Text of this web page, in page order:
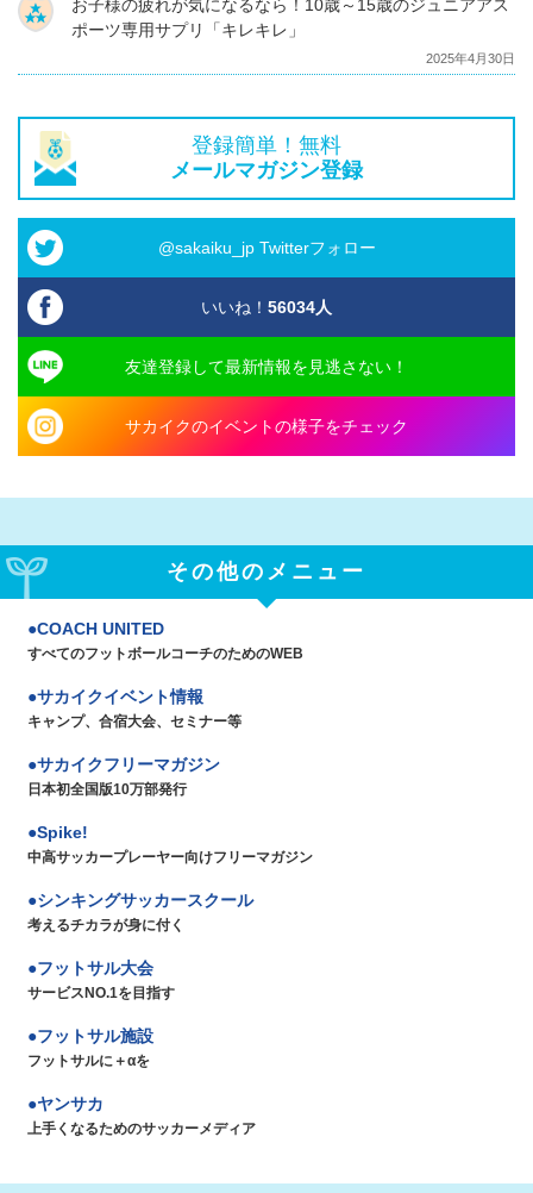
お子様の疲れが気になるなら！10歳～15歳のジュニアアス
ポーツ専用サプリ「キレキレ」
2025年4月30日
登録簡単！無料
メールマガジン登録
@sakaiku_jp Twitterフォロー
いいね！ 56034人
友達登録して最新情報を見逃さない！
サカイクのイベントの様子をチェック
その他のメニュー
COACH UNITED
すべてのフットボールコーチのためのWEB
サカイクイベント情報
キャンプ、合宿大会、セミナー等
サカイクフリーマガジン
日本初全国版10万部発行
Spike!
中高サッカープレーヤー向けフリーマガジン
シンキングサッカースクール
考えるチカラが身に付く
フットサル大会
サービスNO.1を目指す
フットサル施設
フットサルに＋αを
ヤンサカ
上手くなるためのサッカーメディア